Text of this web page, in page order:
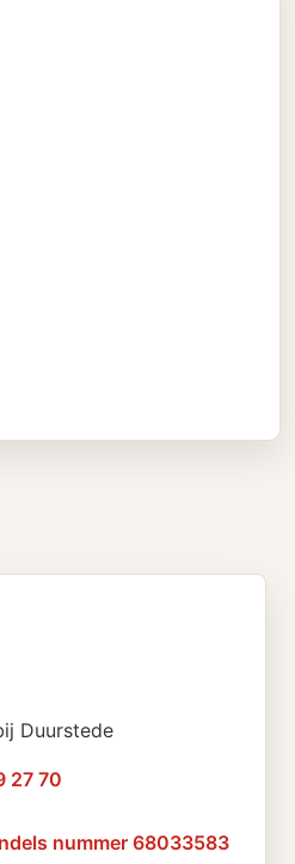
Duurstede
27 70
nummer 68033583